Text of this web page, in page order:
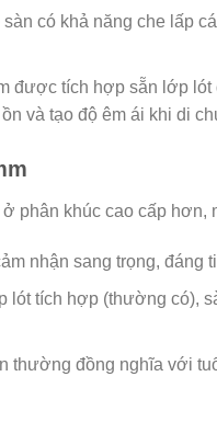
có khả năng che lấp
được tích hợp sẵn lớp lót
và tạo độ êm ái khi di
phân khúc cao cấp hơn,
nhận sang trọng, đáng
lót tích hợp (thường có),
thường đồng nghĩa với